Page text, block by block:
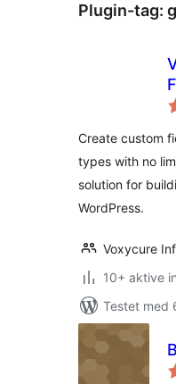
Plugin-tag:
Create custom
types with no
solution for
WordPress.
Voxycure
10+ aktive
Testet med